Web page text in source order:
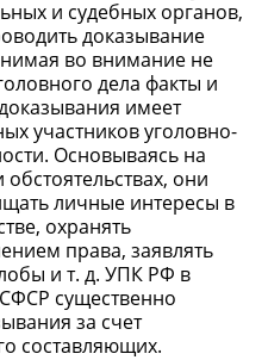
и судебных органов,
доказывание
во внимание не
дела факты и
имеет
участников уголовно-
Основываясь на
они
личные интересы в
охранять
права, заявлять
и т. д. УПК РФ в
существенно
за счет
составляющих.